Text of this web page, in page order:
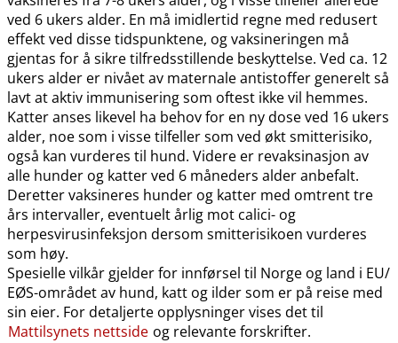
ved 6 ukers alder. En må imidlertid regne med redusert
effekt ved disse tidspunktene, og vaksineringen må
gjentas for å sikre tilfredsstillende beskyttelse. Ved ca. 12
ukers alder er nivået av maternale antistoffer generelt så
lavt at aktiv immunisering som oftest ikke vil hemmes.
Katter anses likevel ha behov for en ny dose ved 16 ukers
alder, noe som i visse tilfeller som ved økt smitterisiko,
også kan vurderes til hund. Videre er revaksinasjon av
alle hunder og katter ved 6 måneders alder anbefalt.
Deretter vaksineres hunder og katter med omtrent tre
års intervaller, eventuelt årlig mot calici- og
herpesvirusinfeksjon dersom smitterisikoen vurderes
som høy.
Spesielle vilkår gjelder for innførsel til Norge og land i EU​/​
EØS-området av hund, katt og ilder som er på reise med
sin eier. For detaljerte opplysninger vises det til
Mattilsynets nettside og relevante forskrifter.